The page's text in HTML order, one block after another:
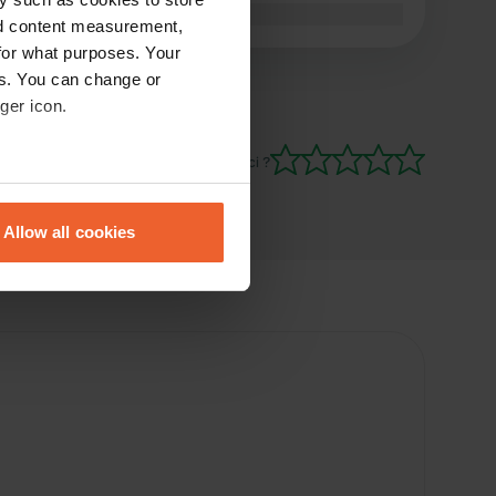
content measurement,
what purposes. Your
You can change or
icon.
meters
Allow all cookies
Es-tu déjà venu ici ?